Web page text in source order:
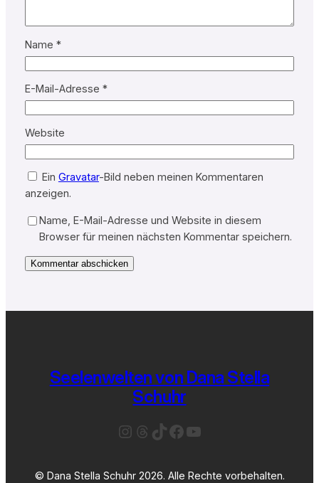
Name *
E-Mail-Adresse *
Website
Ein Gravatar-Bild neben meinen Kommentaren
anzeigen.
Name, E-Mail-Adresse und Website in diesem
Browser für meinen nächsten Kommentar speichern.
Seelenwelten von Dana Stella
Schuhr
Instagram
Threads
TikTok
Facebook
YouTube
© Dana Stella Schuhr 2026. Alle Rechte vorbehalten.